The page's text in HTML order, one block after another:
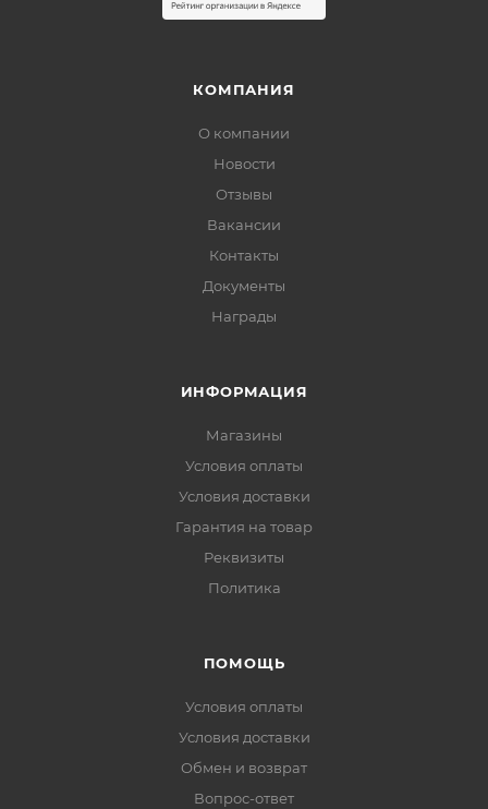
КОМПАНИЯ
О компании
Новости
Отзывы
Вакансии
Контакты
Документы
Награды
ИНФОРМАЦИЯ
Магазины
Условия оплаты
Условия доставки
Гарантия на товар
Реквизиты
Политика
ПОМОЩЬ
Условия оплаты
Условия доставки
Обмен и возврат
Вопрос-ответ